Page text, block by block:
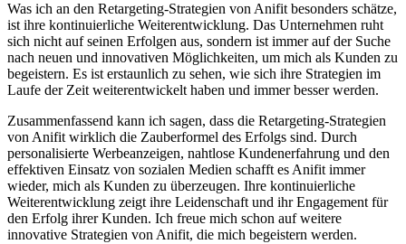
Was ich an den Retargeting-Strategien ⁤von ⁣Anifit besonders schätze,⁢
ist ihre kontinuierliche Weiterentwicklung. Das Unternehmen ruht
sich nicht auf seinen Erfolgen aus,⁣ sondern ist ​immer auf der Suche
nach neuen und innovativen Möglichkeiten, um mich als Kunden zu
begeistern. Es ist erstaunlich zu sehen, wie sich ihre⁤ Strategien im
Laufe der Zeit weiterentwickelt haben und immer besser werden.
Zusammenfassend kann ich sagen, dass die Retargeting-Strategien
von Anifit‌ wirklich die ‌Zauberformel des Erfolgs sind. Durch
personalisierte Werbeanzeigen, nahtlose Kundenerfahrung‍ und⁢ den
effektiven Einsatz von sozialen Medien schafft es Anifit⁢ immer
wieder, mich als‍ Kunden⁣ zu überzeugen.⁢ Ihre ‌kontinuierliche
Weiterentwicklung zeigt ihre Leidenschaft und ihr Engagement für
‌den Erfolg ihrer Kunden. Ich freue mich schon auf weitere
innovative Strategien​ von‌ Anifit, die⁤ mich begeistern werden.